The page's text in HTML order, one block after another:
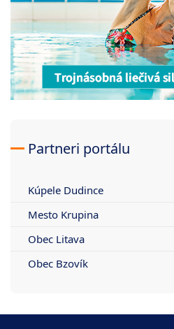
Partneri portálu
Kúpele Dudince
Mesto Krupina
Obec Litava
Obec Bzovík